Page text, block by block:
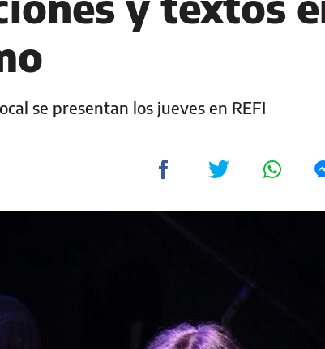
se presentan los jueves en REFI